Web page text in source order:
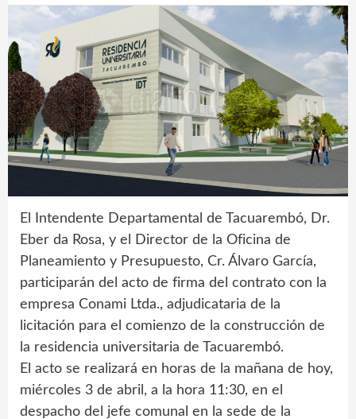
El Intendente Departamental de Tacuarembó, Dr.
Eber da Rosa, y el Director de la Oficina de
Planeamiento y Presupuesto, Cr. Álvaro García,
participarán del acto de firma del contrato con la
empresa Conami Ltda., adjudicataria de la
licitación para el comienzo de la construcción de
la residencia universitaria de Tacuarembó.
El acto se realizará en horas de la mañana de hoy,
miércoles 3 de abril, a la hora 11:30, en el
despacho del jefe comunal en la sede de la